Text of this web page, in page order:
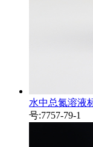
水中总氮溶液
号:7757-79-1